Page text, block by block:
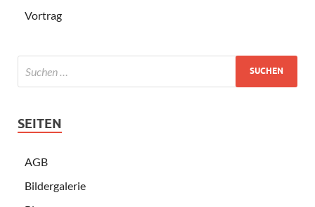
Vortrag
SEITEN
AGB
Bildergalerie